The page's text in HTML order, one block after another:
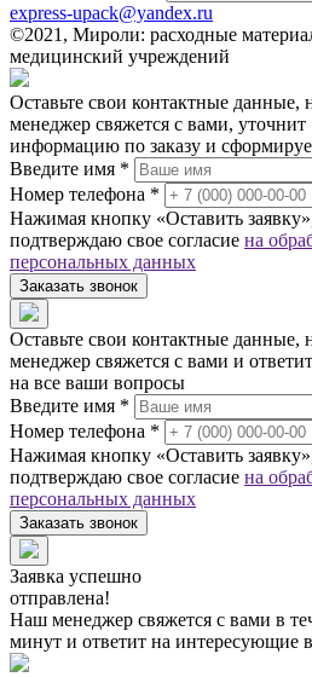
express-upack@yandex.ru
©2021, Мироли: расходные
медицинский учреждений
Оставьте свои контактные данные,
менеджер свяжется с вами, уточнит
информацию по заказу и
Введите имя *
Номер телефона *
Нажимая кнопку «Оставить
подтверждаю свое согласие на
персональных данных
Заказать звонок
Оставьте свои контактные данные,
менеджер свяжется с вами и ответит
на все ваши вопросы
Введите имя *
Номер телефона *
Нажимая кнопку «Оставить
подтверждаю свое согласие на
персональных данных
Заказать звонок
Заявка успешно
отправлена!
Наш менеджер свяжется с вами в
минут и ответит на интересующие